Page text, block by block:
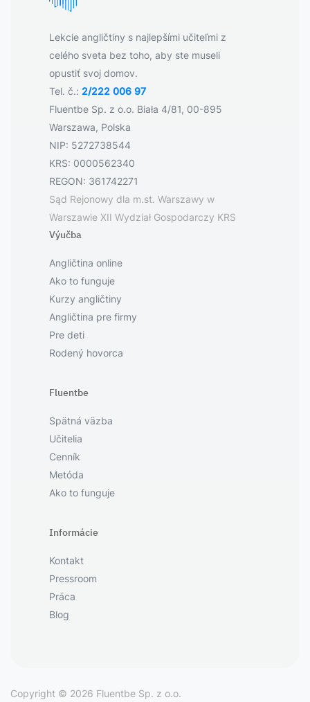
Lekcie angličtiny s najlepšími učiteľmi z
celého sveta bez toho, aby ste museli
opustiť svoj domov.
Tel. č.: 2/222 006 97
Fluentbe Sp. z o.o. Biała 4/81, 00-895
Warszawa, Polska
NIP: 5272738544
KRS: 0000562340
REGON: 361742271
Sąd Rejonowy dla m.st. Warszawy w
Warszawie XII Wydział Gospodarczy KRS
Výučba
Angličtina online
Ako to funguje
Kurzy angličtiny
Angličtina pre firmy
Pre deti
Rodený hovorca
Fluentbe
Spätná väzba
Učitelia
Cenník
Metóda
Ako to funguje
Informácie
Kontakt
Pressroom
Práca
Blog
Copyright © 2026 Fluentbe Sp. z o.o.